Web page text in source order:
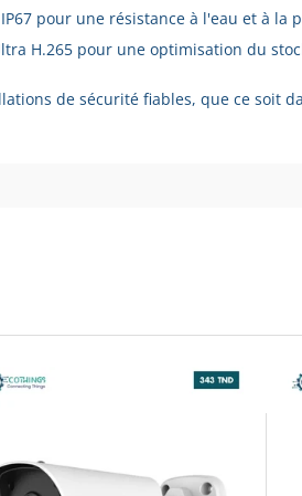
pour une résistance à l'eau et à
H.265 pour une optimisation du
de sécurité fiables, que ce soit